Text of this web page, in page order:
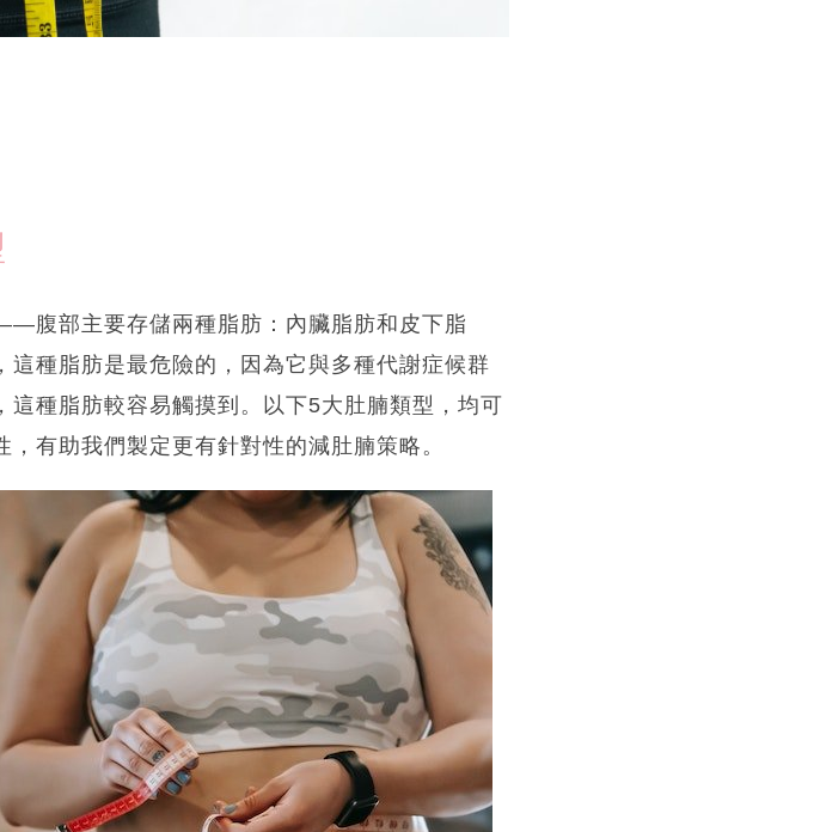
腹部主要存儲兩種脂肪：內臟脂肪和皮下脂
種脂肪是最危險的，因為它與多種代謝症候群
種脂肪較容易觸摸到。以下5大肚腩類型，均可
有助我們製定更有針對性的減肚腩策略。